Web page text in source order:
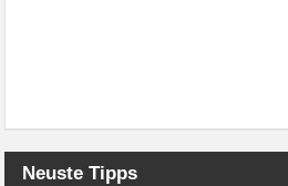
Neuste Tipps